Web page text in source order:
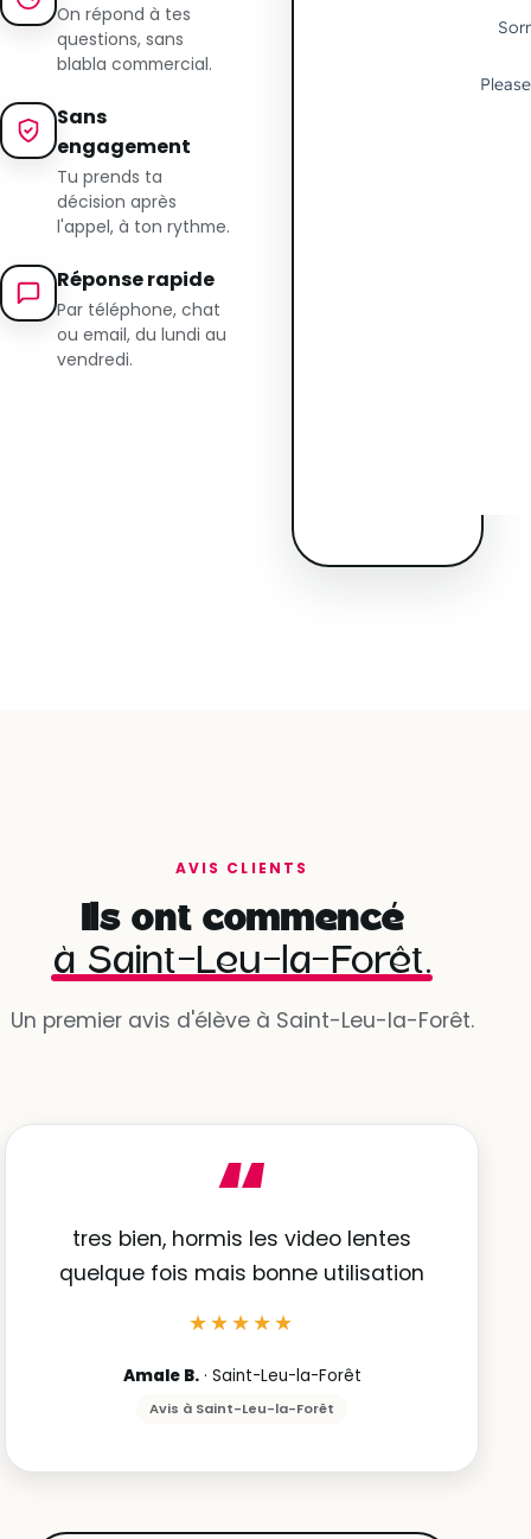
On répond à tes
questions, sans
blabla commercial.
Sans
engagement
Tu prends ta
décision après
l'appel, à ton rythme.
Réponse rapide
Par téléphone, chat
ou email, du lundi au
vendredi.
AVIS CLIENTS
Ils ont commencé
à Saint-Leu-la-Forêt.
Un premier avis d'élève à Saint-Leu-la-Forêt.
“
tres bien, hormis les video lentes
quelque fois mais bonne utilisation
★★★★★
Amale B.· Saint-Leu-la-Forêt
Avis à Saint-Leu-la-Forêt